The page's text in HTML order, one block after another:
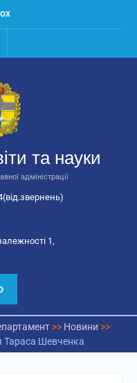
та науки
адміністрації
1,
>> Новини >>
Тараса Шевченка